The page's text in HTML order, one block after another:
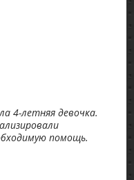
4-летняя девочка.
помощь.